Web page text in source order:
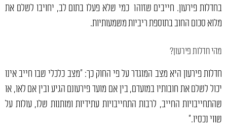
בחדלות פירעון. חייבים שזוהו כמי שלא פעלו בתום לב, יחויבו לשלם את
מלוא סכום החוב בתוספת ריביות משמעותיות.
מהי חדלות פירעון?
חדלות פירעון היא מצב המוגדר על פי החוק כך: "מצב כלכלי שבו חייב אינו
יכול לשלם את חובותיו במועדם, בין אם מועד פירעונם הגיע ובין אם לאו, או
שהתחייבויות החייב, לרבות התחייבויות עתידיות ומותנות שלו, עולות על
שווי נכסיו."